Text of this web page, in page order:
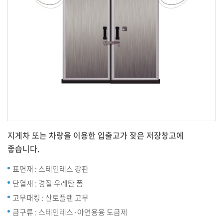
지게차 또는 차량을 이용한 입출고가 잦은 저장창고에
좋습니다.
표면재 : 스테인레스 강판
단열재 : 경질 우레탄 폼
고무패킹 : 산토플랜 고무
금구류 : 스테인레스·아연용융 도금제